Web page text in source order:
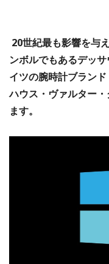
20世紀最も影響を与
ンボルでもあるデッ
イツの腕時計ブラン
ハウス・ヴァルター
ます。